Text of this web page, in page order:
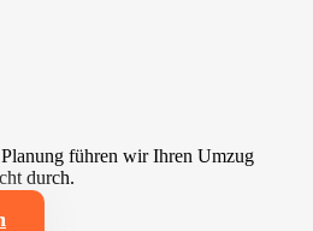
führen wir Ihren Umzug
durch.